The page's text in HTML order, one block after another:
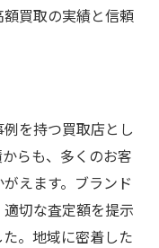
買取の実績と信頼
を持つ買取店とし
らも、多くのお客
えます。ブランド
切な査定額を提示
。地域に密着した